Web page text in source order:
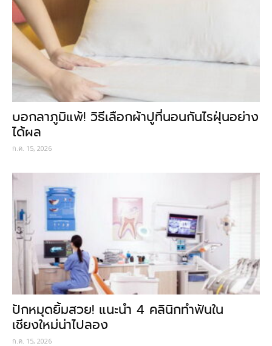
บอกลาภูมิแพ้! วิธีเลือกผ้าปูที่นอนกันไรฝุ่นอย่าง
ได้ผล
ก.ค. 15, 2026
ปักหมุดยิ้มสวย! แนะนำ 4 คลินิกทำฟันใน
เชียงใหม่น่าไปลอง
ก.ค. 15, 2026